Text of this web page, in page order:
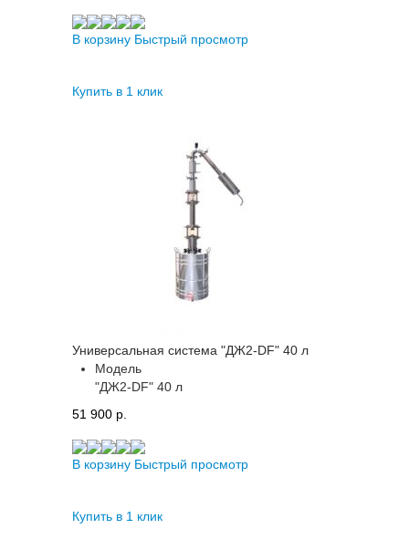
В корзину Быстрый просмотр
Купить в 1 клик
Универсальная система "ДЖ2-DF" 40 л
Модель
"ДЖ2-DF" 40 л
51 900 p.
В корзину Быстрый просмотр
Купить в 1 клик